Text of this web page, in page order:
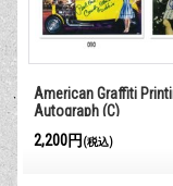
MOON
1,026円(税込)